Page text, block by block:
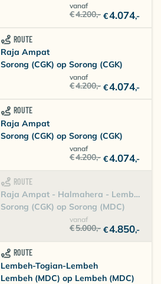
vanaf
€4.074,-
€4.200,-
ROUTE
Raja Ampat
Sorong (CGK) op Sorong (CGK)
vanaf
€4.074,-
€4.200,-
ROUTE
Raja Ampat
Sorong (CGK) op Sorong (CGK)
vanaf
€4.074,-
€4.200,-
ROUTE
Raja Ampat - Halmahera - Lembeh
Sorong (CGK) op Sorong (MDC)
vanaf
€4.850,-
€5.000,-
ROUTE
Lembeh-Togian-Lembeh
Lembeh (MDC) op Lembeh (MDC)